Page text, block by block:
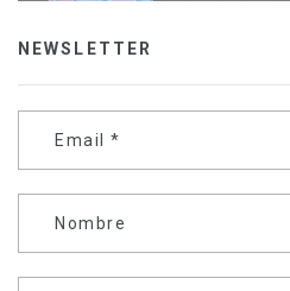
NEWSLETTER
Email *
Nombre